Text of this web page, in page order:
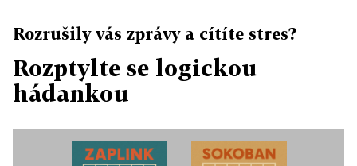
Rozrušily vás zprávy a cítíte stres?
Rozptylte se logickou
hádankou